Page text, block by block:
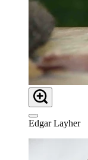
Edgar Layher